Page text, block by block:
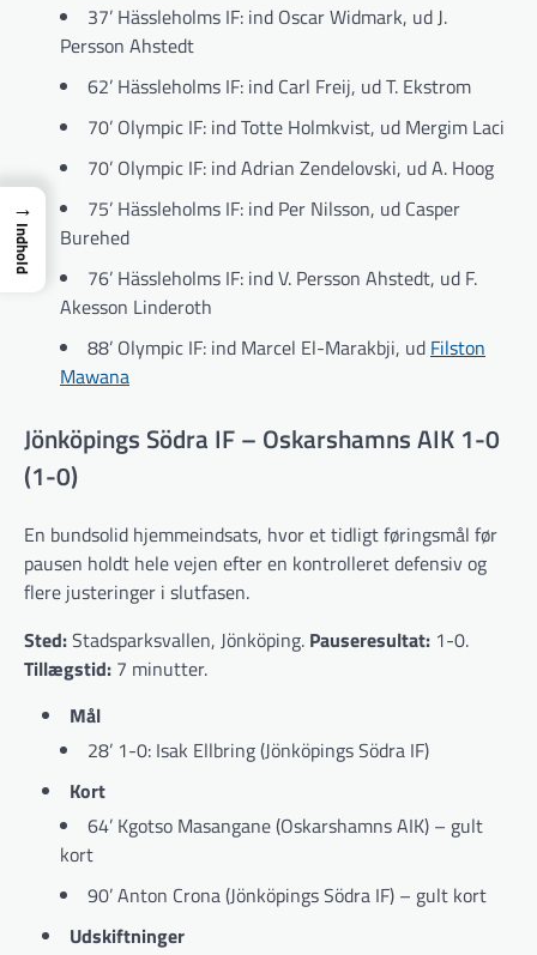
37’ Hässleholms IF: ind Oscar Widmark, ud J.
Persson Ahstedt
62’ Hässleholms IF: ind Carl Freij, ud T. Ekstrom
70’ Olympic IF: ind Totte Holmkvist, ud Mergim Laci
70’ Olympic IF: ind Adrian Zendelovski, ud A. Hoog
75’ Hässleholms IF: ind Per Nilsson, ud Casper
Burehed
76’ Hässleholms IF: ind V. Persson Ahstedt, ud F.
Akesson Linderoth
88’ Olympic IF: ind Marcel El-Marakbji, ud Filston
Mawana
Jönköpings Södra IF – Oskarshamns AIK 1-0
(1-0)
En bundsolid hjemmeindsats, hvor et tidligt føringsmål før
pausen holdt hele vejen efter en kontrolleret defensiv og
flere justeringer i slutfasen.
Sted:Stadsparksvallen, Jönköping. Pauseresultat: 1-0.
Tillægstid: 7 minutter.
Mål
28’ 1-0: Isak Ellbring (Jönköpings Södra IF)
Kort
64’ Kgotso Masangane (Oskarshamns AIK) – gult
kort
90’ Anton Crona (Jönköpings Södra IF) – gult kort
Udskiftninger
→
Indhold